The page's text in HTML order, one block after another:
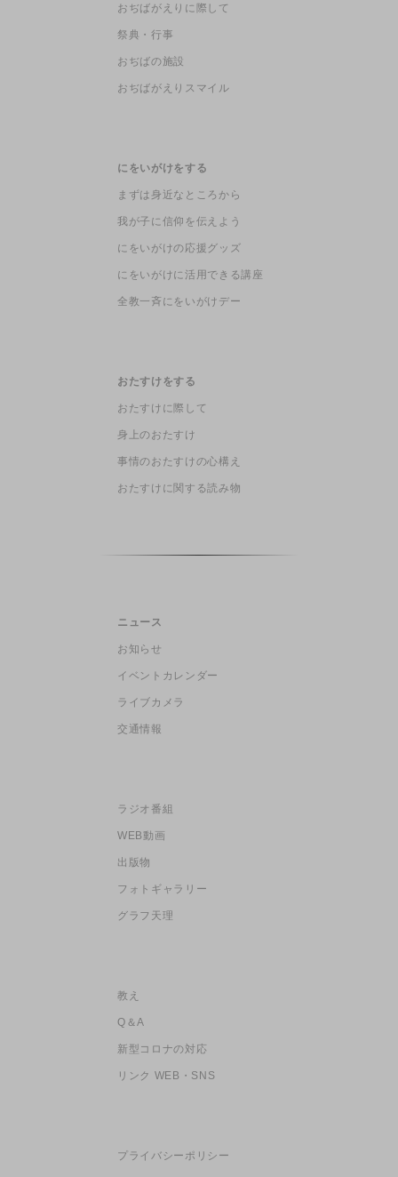
おぢばがえりに際して
祭典・行事
おぢばの施設
おぢばがえりスマイル
にをいがけをする
まずは身近なところから
我が子に信仰を伝えよう
にをいがけの応援グッズ
にをいがけに活用できる講座
全教一斉にをいがけデー
おたすけをする
おたすけに際して
身上のおたすけ
事情のおたすけの心構え
おたすけに関する読み物
ニュース
お知らせ
イベントカレンダー
ライブカメラ
交通情報
ラジオ番組
WEB動画
出版物
フォトギャラリー
グラフ天理
教え
Q＆A
新型コロナの対応
リンク WEB・SNS
プライバシーポリシー